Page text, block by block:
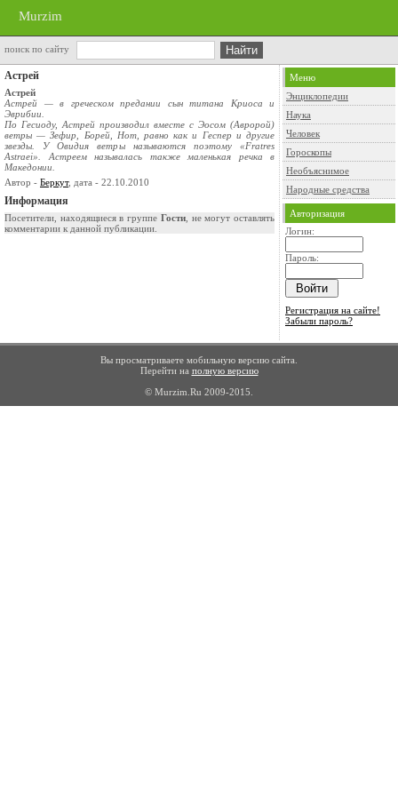
Murzim
поиск по сайту
Астрей
Астрей
Астрей — в греческом предании сын титана Криоса и
Эврибии.
По Гесиоду, Астрей производил вместе с Эосом (Авророй)
ветры — Зефир, Борей, Нот, равно как и Геспер и другие
звезды. У Овидия ветры называются поэтому «Fratres
Astraei». Астреем называлась также маленькая речка в
Македонии.
Автор - Беркут, дата - 22.10.2010
Информация
Посетители, находящиеся в группе Гости, не могут оставлять
комментарии к данной публикации.
Меню
Энциклопедии
Наука
Человек
Гороскопы
Необъяснимое
Народные средства
Авторизация
Логин:
Пароль:
Регистрация на сайте!
Забыли пароль?
Вы просматриваете мобильную версию сайта.
Перейти на полную версию
© Murzim.Ru 2009-2015.